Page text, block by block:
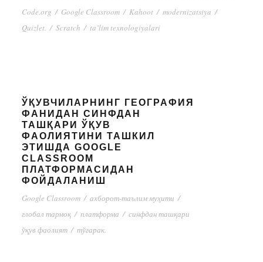
Code.org / Google Classroom / Kahoot / modernizatsiya /
Quizlet. / Scratch / ta’lim texnologiyalari
ЎҚУВЧИЛАРНИНГ ГЕОГРАФИЯ
ФАНИДАН СИНФДАН
ТАШҚАРИ ЎҚУВ
ФАОЛИЯТИНИ ТАШКИЛ
ЭТИШДА GOOGLE
CLASSROOM
ПЛАТФОРМАСИДАН
ФОЙДАЛАНИШ
Google Classroom / ахборот-таълим муҳити /
глобал тармоқ / платформа / синфдан ташқари
ўқув фаолият / тўгарак.